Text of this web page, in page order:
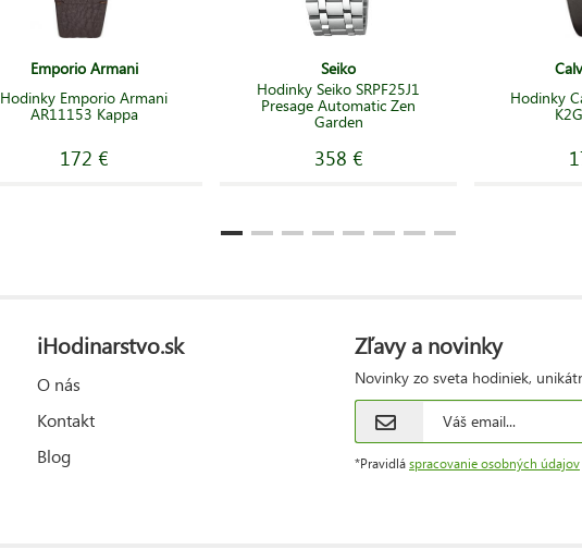
Emporio Armani
Hodinky Emporio Armani
AR11153 Kappa
172 €
Seiko
Hodinky Seiko SRPF25J1
Presage Automatic Zen
Garden
358 €
Hodinky
iHodinarstvo.sk
O nás
Kontakt
Blog
Zľavy a novinky
Novinky zo sveta hodiniek,
*Pravidlá spracovanie osobných údajov